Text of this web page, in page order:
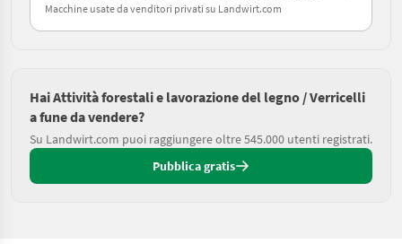
Macchine usate da venditori privati su Landwirt.com
Hai Attività forestali e lavorazione del legno / Verricelli
a fune da vendere?
Su Landwirt.com puoi raggiungere oltre 545.000 utenti registrati.
Pubblica gratis